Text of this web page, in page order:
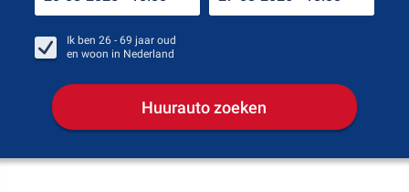
Ik ben 26 - 69 jaar oud
en woon in Nederland
Huurauto zoeken